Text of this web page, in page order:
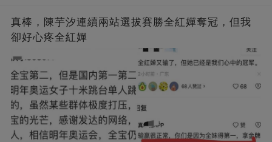
真棒，陳芋汐連續兩站選拔賽勝全紅嬋奪冠，但我
卻好心疼全紅嬋